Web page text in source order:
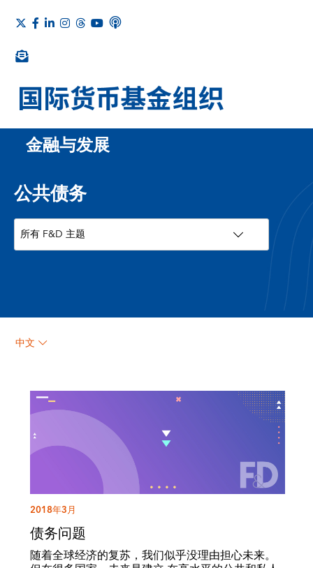
金融与发展
公共债务
中文
2018年3月
债务问题
随着全球经济的复苏，我们似乎没理由担心未来。